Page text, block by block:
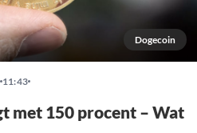
Dogecoin
11:43
met 150 procent – Wat